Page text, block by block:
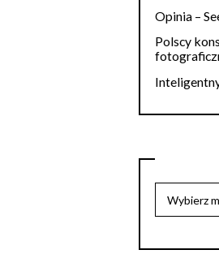
Opinia –
Polscy